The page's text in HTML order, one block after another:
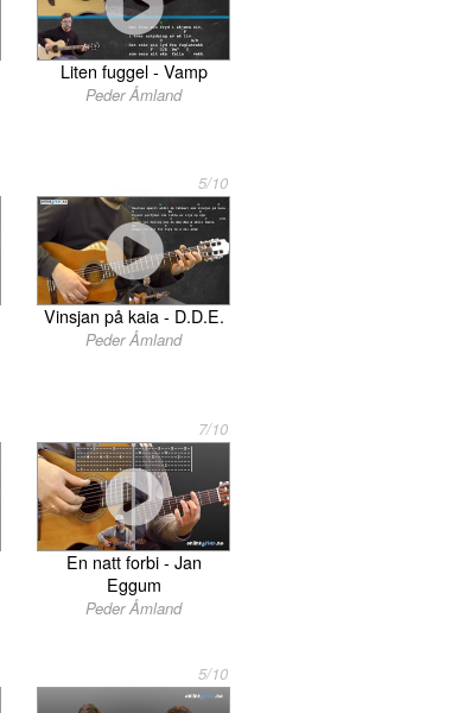
Liten fuggel - Vamp
Peder Åmland
5/10
Vinsjan på kaia - D.D.E.
Peder Åmland
7/10
En natt forbi - Jan
Eggum
Peder Åmland
5/10